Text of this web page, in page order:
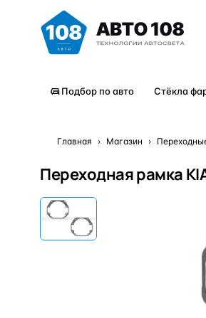
Подбор по авто Стёкла
Главная › Магазин ›
Переходная рамка